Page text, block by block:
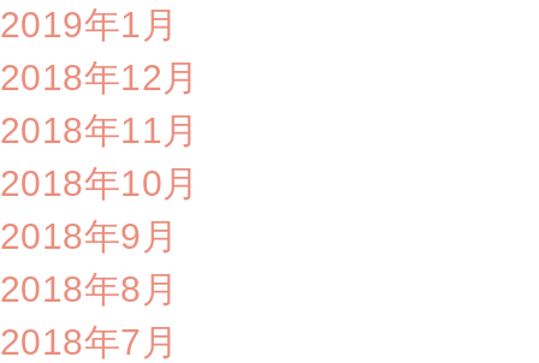
2019年1月
2018年12月
2018年11月
2018年10月
2018年9月
2018年8月
2018年7月